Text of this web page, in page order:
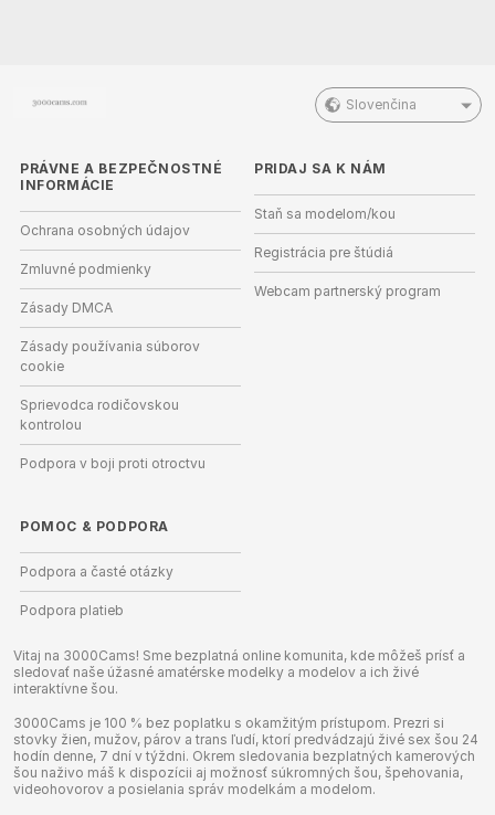
Slovenčina
PRÁVNE A BEZPEČNOSTNÉ
INFORMÁCIE
Ochrana osobných údajov
Zmluvné podmienky
Zásady DMCA
Zásady používania súborov
cookie
Sprievodca rodičovskou
kontrolou
Podpora v boji proti otroctvu
PRIDAJ SA K NÁM
Staň sa modelom/kou
Registrácia pre štúdiá
Webcam partnerský program
POMOC & PODPORA
Podpora a časté otázky
Podpora platieb
Vitaj na 3000Cams! Sme bezplatná online komunita, kde môžeš prísť a
sledovať naše úžasné amatérske modelky a modelov a ich živé
interaktívne šou.
3000Cams je 100 % bez poplatku s okamžitým prístupom. Prezri si
stovky žien, mužov, párov a trans ľudí, ktorí predvádzajú živé sex šou 24
hodín denne, 7 dní v týždni. Okrem sledovania bezplatných kamerových
šou naživo máš k dispozícii aj možnosť súkromných šou, špehovania,
videohovorov a posielania správ modelkám a modelom.